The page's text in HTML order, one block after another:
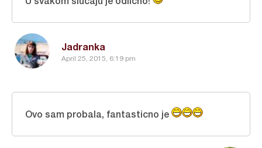
Jadranka
April 25, 2015, 6:19 pm
Ovo sam probala, fantasticno je